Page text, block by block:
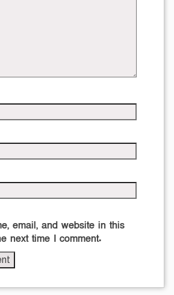
email, and website in this
next time I comment.